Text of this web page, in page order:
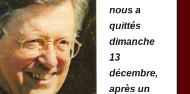
nous a
quittés
dimanche
13
décembre,
après un